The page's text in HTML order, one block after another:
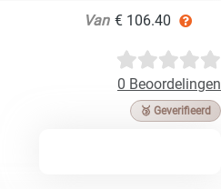
Van € 106.40
0 Beoordelingen
🥉 Geverifieerd